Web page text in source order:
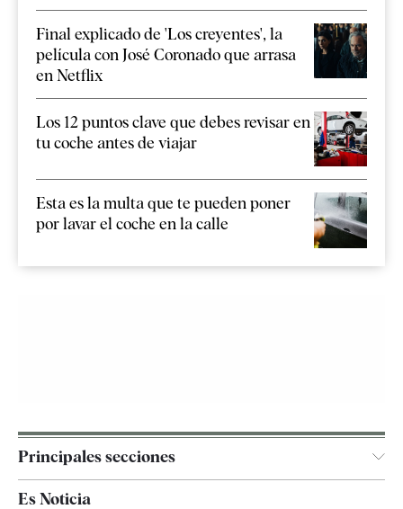
Final explicado de 'Los creyentes', la
película con José Coronado que arrasa
en Netflix
Los 12 puntos clave que debes revisar en
tu coche antes de viajar
Esta es la multa que te pueden poner
por lavar el coche en la calle
Principales secciones
España
Es Noticia